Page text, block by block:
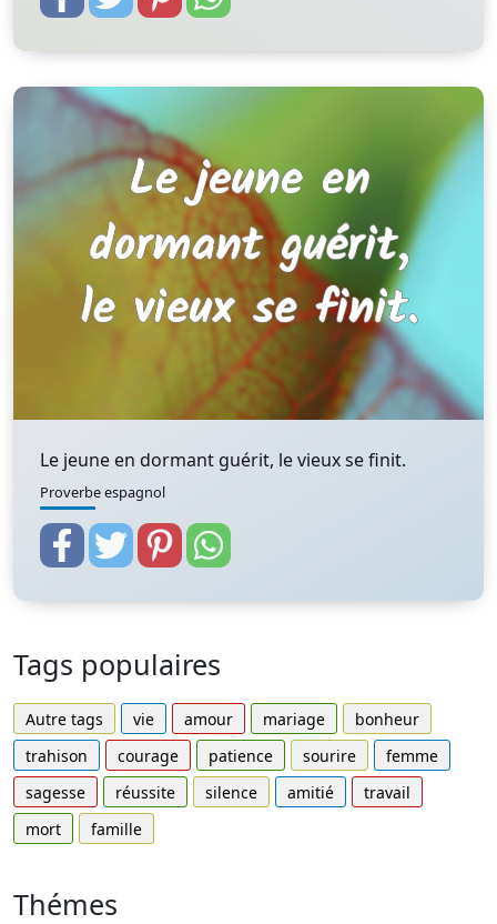
Le jeune en dormant guérit, le vieux se finit.
Proverbe espagnol
Tags populaires
Autre tags vie amour mariage
bonheur
trahison
courage patience sourire
femme
sagesse
réussite silence amitié
travail
mort
famille
Thémes